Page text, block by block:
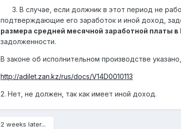
3. В случае, если должник в этот период не
подтверждающие его заработок и иной доход,
размера средней месячной заработной платы в
задолженности.
В законе об исполнительном производстве
http://adilet.zan.kz/rus/docs/V14D0010113
2. Нет, не должен, так как имеет иной доход.
2 weeks later...